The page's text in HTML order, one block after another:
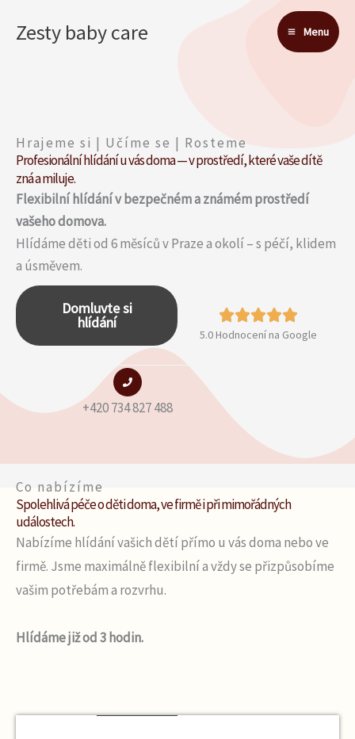
Zesty baby care
Main
Menu
Menu
Hrajeme si | Učíme se | Rosteme
Profesionální hlídání u vás doma — v prostředí, které vaše dítě
zná a miluje.
Flexibilní hlídání v bezpečném a známém prostředí
vašeho domova.
Hlídáme děti od 6 měsíců v Praze a okolí – s péčí, klidem
a úsměvem.
Domluvte si
hlídání
5.0 Hodnocení na Google
+420 734 827 488
Co nabízíme
Spolehlivá péče o děti doma, ve firmě i při mimořádných
událostech.
Nabízíme hlídání vašich dětí přímo u vás doma nebo ve
firmě. Jsme maximálně flexibilní a vždy se přizpůsobíme
vašim potřebám a rozvrhu.
Hlídáme již od 3 hodin.